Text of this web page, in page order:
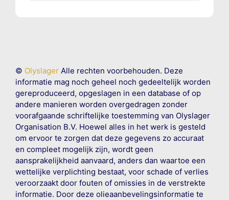
© OlyslagerAlle rechten voorbehouden. Deze
informatie mag noch geheel noch gedeeltelijk worden
gereproduceerd, opgeslagen in een database of op
andere manieren worden overgedragen zonder
voorafgaande schriftelijke toestemming van Olyslager
Organisation B.V. Hoewel alles in het werk is gesteld
om ervoor te zorgen dat deze gegevens zo accuraat
en compleet mogelijk zijn, wordt geen
aansprakelijkheid aanvaard, anders dan waartoe een
wettelijke verplichting bestaat, voor schade of verlies
veroorzaakt door fouten of omissies in de verstrekte
informatie. Door deze olieaanbevelingsinformatie te